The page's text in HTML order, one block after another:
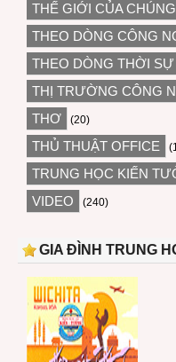
THẾ GIỚI CỦA
THEO DÒNG CÔNG
THEO DÒNG THỜI SỰ
THỊ TRƯỜNG CÔNG
THƠ (20)
THỦ THUẬT OFFICE
TRUNG HỌC KIẾN
VIDEO (240)
GIA ĐÌNH TRUNG